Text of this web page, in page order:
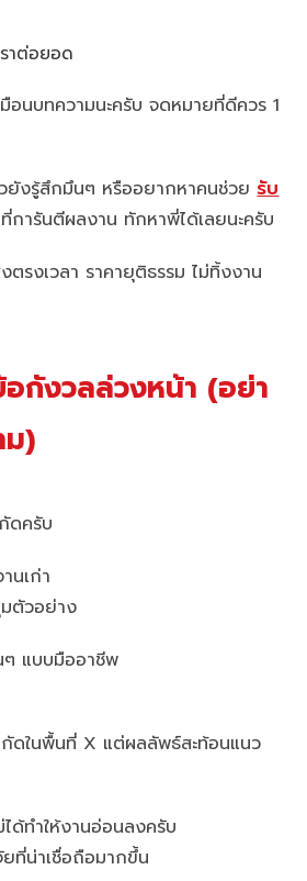
าต่อยอด
อนบทความนะครับ จดหมายที่ดีควร 1
ยังรู้สึกมึนๆ หรืออยากหาคนช่วยรับ
ารันตีผลงาน ทักหาพี่ได้เลยนะครับ
รงเวลา ราคายุติธรรม ไม่ทิ้งงาน
กังวลล่วงหน้า (อย่า
ม)
ดครับ
นเก่า
ตัวอย่าง
ๆ แบบมืออาชีพ
ดในพื้นที่ X แต่ผลลัพธ์สะท้อนแนว
ด้ทำให้งานอ่อนลงครับ
ยที่น่าเชื่อถือมากขึ้น